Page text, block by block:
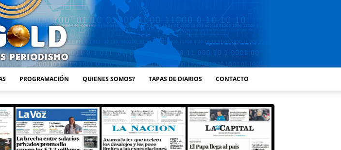
PROGRAMACIÓN QUIENES SOMOS? TAPAS DE DIARIOS CONTACTO